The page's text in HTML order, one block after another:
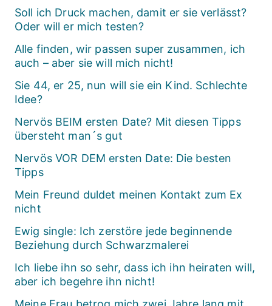
Soll ich Druck machen, damit er sie verlässt?
Oder will er mich testen?
Alle finden, wir passen super zusammen, ich
auch – aber sie will mich nicht!
Sie 44, er 25, nun will sie ein Kind. Schlechte
Idee?
Nervös BEIM ersten Date? Mit diesen Tipps
übersteht man´s gut
Nervös VOR DEM ersten Date: Die besten
Tipps
Mein Freund duldet meinen Kontakt zum Ex
nicht
Ewig single: Ich zerstöre jede beginnende
Beziehung durch Schwarzmalerei
Ich liebe ihn so sehr, dass ich ihn heiraten will,
aber ich begehre ihn nicht!